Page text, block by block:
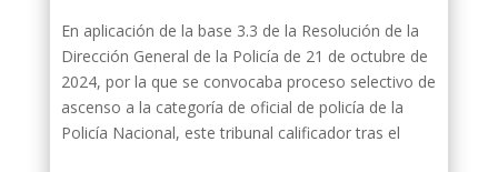
En aplicación de la base 3.3 de la Resolución de la
Dirección General de la Policía de 21 de octubre de
2024, por la que se convocaba proceso selectivo de
ascenso a la categoría de oficial de policía de la
Policía Nacional, este tribunal calificador tras el